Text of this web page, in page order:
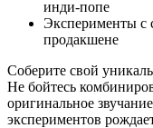
инди-попе
Эксперименты с
продакшене
Соберите свой
Не бойтесь
оригинальное
экспериментов